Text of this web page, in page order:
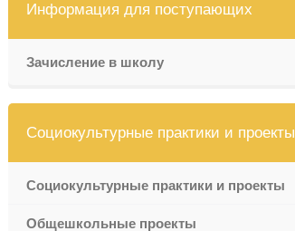
Информация для поступающих
Зачисление в школу
Социокультурные практики и проекты
Социокультурные практики и проекты
Общешкольные проекты